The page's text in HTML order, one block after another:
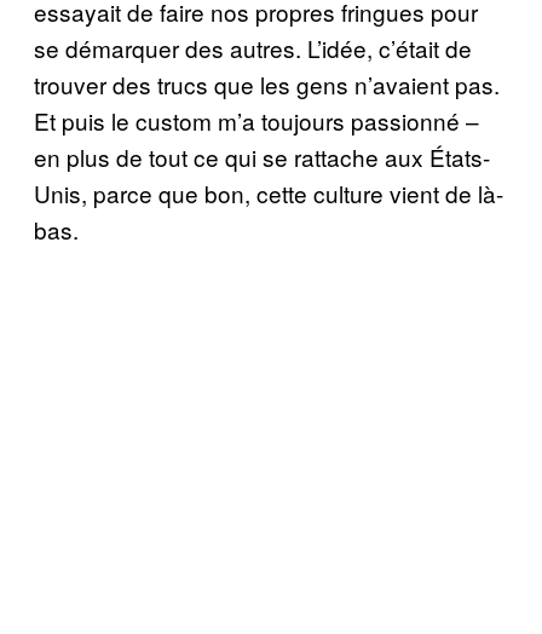
essayait de faire nos propres fringues pour
se démarquer des autres. L’idée, c’était de
trouver des trucs que les gens n’avaient pas.
Et puis le custom m’a toujours passionné –
en plus de tout ce qui se rattache aux États-
Unis, parce que bon, cette culture vient de là-
bas.